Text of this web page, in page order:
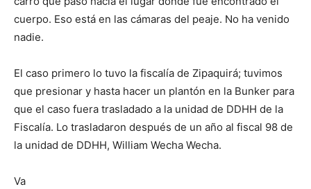
cuerpo. Eso está en las cámaras del peaje. No ha venido
nadie.
El caso primero lo tuvo la fiscalía de Zipaquirá; tuvimos
que presionar y hasta hacer un plantón en la Bunker para
que el caso fuera trasladado a la unidad de DDHH de la
Fiscalía. Lo trasladaron después de un año al fiscal 98 de
la unidad de DDHH, William Wecha Wecha.
Va